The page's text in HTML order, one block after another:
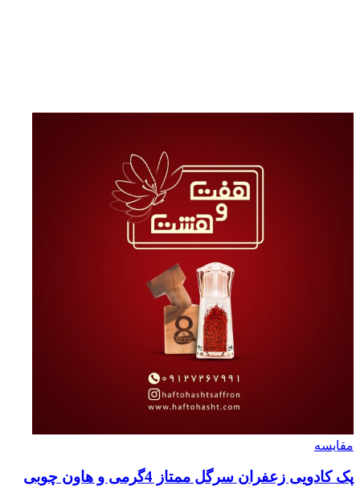
مقايسه
پک کادویی زعفران سرگل ممتاز 4گرمی و هاون چوبی